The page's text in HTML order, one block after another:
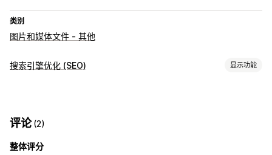
类别
图片和媒体文件 - 其他
搜索引擎优化 (SEO) 显示功能
图片优化
评论(2)
整体评分